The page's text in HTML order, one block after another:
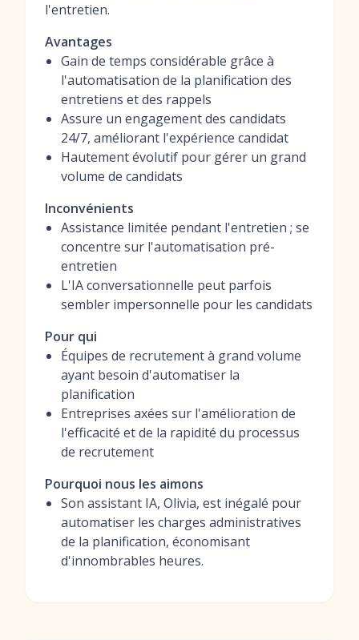
l'entretien.
Avantages
Gain de temps considérable grâce à
l'automatisation de la planification des
entretiens et des rappels
Assure un engagement des candidats
24/7, améliorant l'expérience candidat
Hautement évolutif pour gérer un grand
volume de candidats
Inconvénients
Assistance limitée pendant l'entretien ; se
concentre sur l'automatisation pré-
entretien
L'IA conversationnelle peut parfois
sembler impersonnelle pour les candidats
Pour qui
Équipes de recrutement à grand volume
ayant besoin d'automatiser la
planification
Entreprises axées sur l'amélioration de
l'efficacité et de la rapidité du processus
de recrutement
Pourquoi nous les aimons
Son assistant IA, Olivia, est inégalé pour
automatiser les charges administratives
de la planification, économisant
d'innombrables heures.